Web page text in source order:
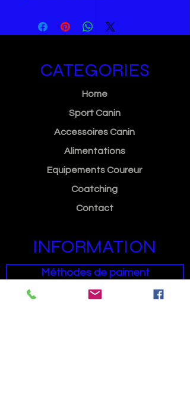
CATEGORIES
Home
Sport Canin
Accessoires Canin
Alimentations
Equipements Coureur
Coatching
Contact
INFORMATION
Méthodes de paiment